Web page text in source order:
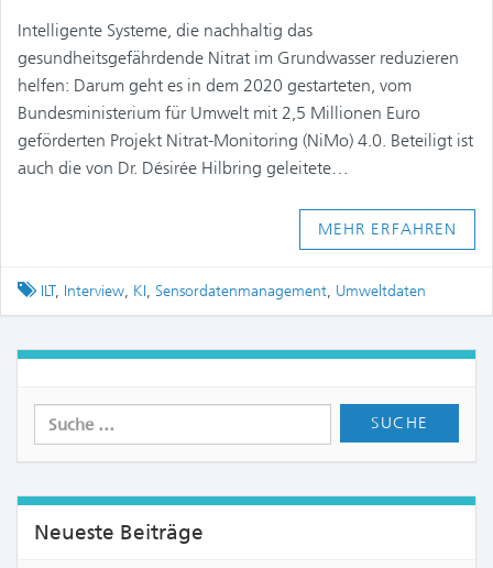
Intelligente Systeme, die nachhaltig das
gesundheitsgefährdende Nitrat im Grundwasser reduzieren
helfen: Darum geht es in dem 2020 gestarteten, vom
Bundesministerium für Umwelt mit 2,5 Millionen Euro
geförderten Projekt Nitrat-Monitoring (NiMo) 4.0. Beteiligt ist
auch die von Dr. Désirée Hilbring geleitete…
MEHR ERFAHREN
Tagged
ILT, Interview, KI, Sensordatenmanagement, Umweltdaten
Neueste Beiträge